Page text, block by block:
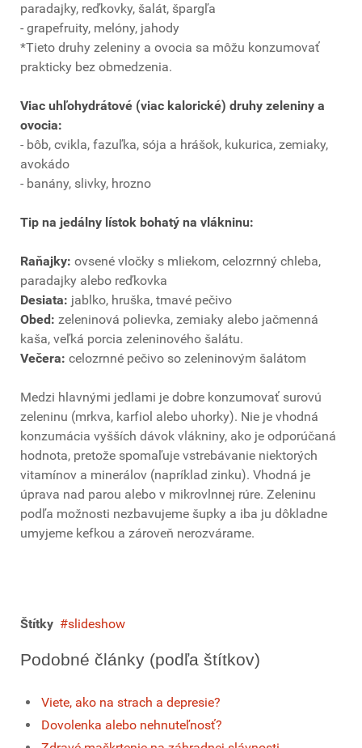
paradajky, reďkovky, šalát, špargľa
- grapefruity, melóny, jahody
*Tieto druhy zeleniny a ovocia sa môžu konzumovať
prakticky bez obmedzenia.
Viac uhľohydrátové (viac kalorické) druhy zeleniny a
ovocia:
- bôb, cvikla, fazuľka, sója a hrášok, kukurica, zemiaky,
avokádo
- banány, slivky, hrozno
Tip na jedálny lístok bohatý na vlákninu:
Raňajky: ovsené vločky s mliekom, celozrnný chleba,
paradajky alebo reďkovka
Desiata: jablko, hruška, tmavé pečivo
Obed: zeleninová polievka, zemiaky alebo jačmenná
kaša, veľká porcia zeleninového šalátu.
Večera: celozrnné pečivo so zeleninovým šalátom
Medzi hlavnými jedlami je dobre konzumovať surovú
zeleninu (mrkva, karfiol alebo uhorky). Nie je vhodná
konzumácia vyšších dávok vlákniny, ako je odporúčaná
hodnota, pretože spomaľuje vstrebávanie niektorých
vitamínov a minerálov (napríklad zinku). Vhodná je
úprava nad parou alebo v mikrovlnnej rúre. Zeleninu
podľa možnosti nezbavujeme šupky a iba ju dôkladne
umyjeme kefkou a zároveň nerozvárame.
Štítky slideshow
Podobné články (podľa štítkov)
Viete, ako na strach a depresie?
Dovolenka alebo nehnuteľnosť?